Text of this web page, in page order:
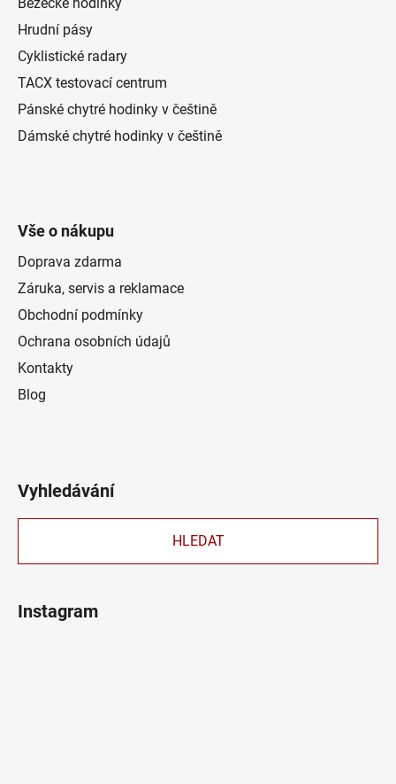
Hrudní pásy
Cyklistické radary
TACX testovací centrum
Pánské chytré hodinky v češtině
Dámské chytré hodinky v češtině
Vše o nákupu
Doprava zdarma
Záruka, servis a reklamace
Obchodní podmínky
Ochrana osobních údajů
Kontakty
Blog
Vyhledávání
HLEDAT
Instagram